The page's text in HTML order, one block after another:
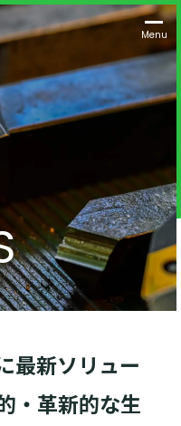
Menu
最新ソリュー
・革新的な生